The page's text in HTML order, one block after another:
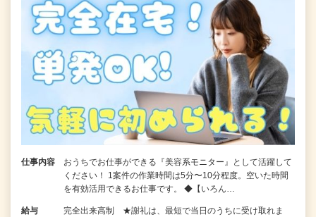
仕事内容
おうちでお仕事ができる『美容系モニター』として活躍して
ください！ 1案件の作業時間は5分〜10分程度。空いた時間
を有効活用できるお仕事です。 ◆【いろん…
給与
完全出来高制 ★謝礼は、最短で当日のうちに受け取れま